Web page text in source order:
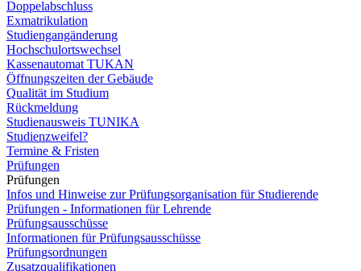
Doppelabschluss
Exmatrikulation
Studiengangänderung
Hochschulortswechsel
Kassenautomat TUKAN
Öffnungszeiten der Gebäude
Qualität im Studium
Rückmeldung
Studienausweis TUNIKA
Studienzweifel?
Termine & Fristen
Prüfungen
Prüfungen
Infos und Hinweise zur Prüfungsorganisation für Studierende
Prüfungen - Informationen für Lehrende
Prüfungsausschüsse
Informationen für Prüfungsausschüsse
Prüfungsordnungen
Zusatzqualifikationen